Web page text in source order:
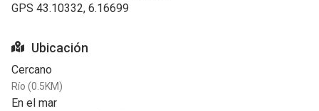
GPS 43.10332, 6.16699
Ubicación
Cercano
Río (0.5KM)
En el mar